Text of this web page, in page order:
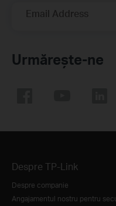
Email Address
Urmărește-ne
Despre TP-Link
Despre companie
Angajamentul nostru pentru